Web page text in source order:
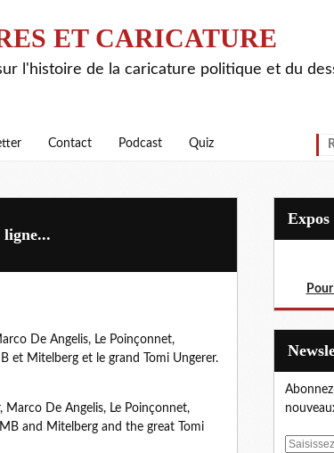
ET CARICATURE
l'histoire de la caricature politique et du
Contact Podcast Quiz
ligne...
De Angelis, Le Poinçonnet,
et Mitelberg et le grand Tomi Ungerer.
De Angelis, Le Poinçonnet,
and Mitelberg and the great Tomi
E